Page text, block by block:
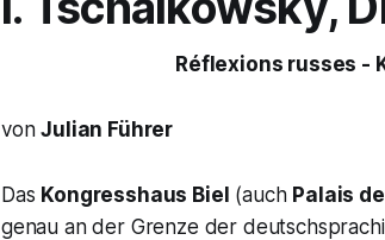
Réflexions russes -
vonJulian Führer
Das Kongresshaus Biel (auch Palais
genau an der Grenze der